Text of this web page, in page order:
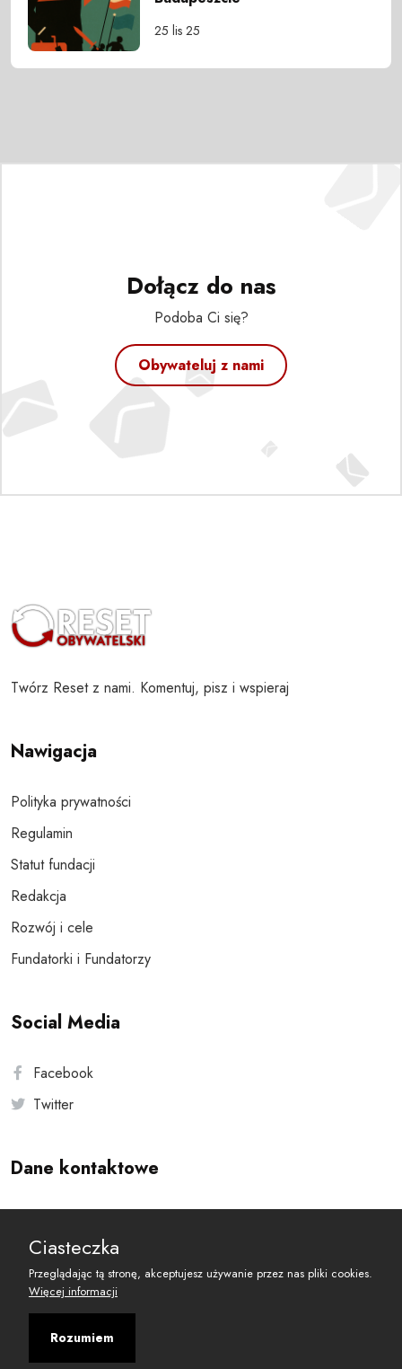
25 lis 25
Dołącz do nas
Podoba Ci się?
Obywateluj z nami
Twórz Reset z nami. Komentuj, pisz i wspieraj
Nawigacja
Polityka prywatności
Regulamin
Statut fundacji
Redakcja
Rozwój i cele
Fundatorki i Fundatorzy
Social Media
Facebook
Twitter
Dane kontaktowe
reset@resetobywatelski.pl
Ciasteczka
Przeglądając tą stronę, akceptujesz używanie przez nas pliki cookies.
Więcej informacji
Rozumiem